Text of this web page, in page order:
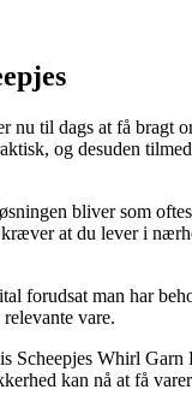
til dags at få bragt
og desuden
bliver som
at du lever i
forudsat man har
vare.
Scheepjes Whirl
kan nå at få